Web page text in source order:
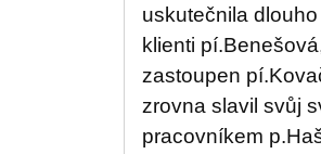
uskutečnila
klienti
zastoupen
zrovna slavil svůj
pracovníkem